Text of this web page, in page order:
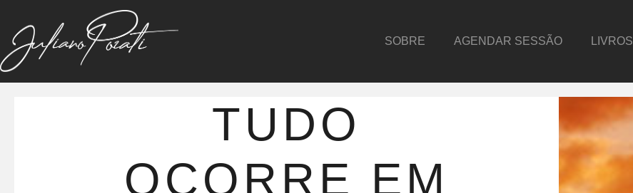
SOBRE AGENDAR SESSÃO LIVROS
TUDO
OCORRE EM